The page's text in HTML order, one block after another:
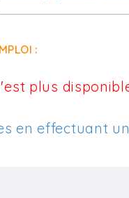
:
plus
en effectuant